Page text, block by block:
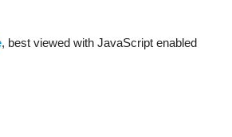
, best viewed with JavaScript enabled